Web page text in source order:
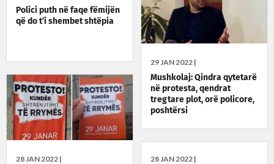
Polici puth në faqe fëmijën
që do t’i shembet shtëpia
29 JAN 2022 |
Mushkolaj: Qindra qytetarë
në protesta, qendrat
tregtare plot, orë policore,
poshtërsi
28 JAN 2022 | 28 JAN 2022 |